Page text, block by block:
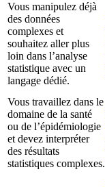
Vous manipulez déjà
des données
complexes et
souhaitez aller plus
loin dans l’analyse
statistique avec un
langage dédié.
Vous travaillez dans le
domaine de la santé
ou de l’épidémiologie
et devez interpréter
des résultats
statistiques complexes.